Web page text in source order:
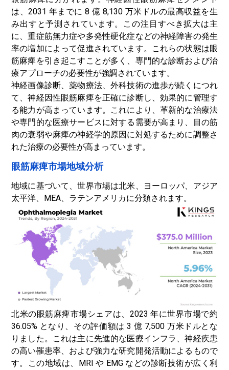
は、2031 年までに 8 億 8,130 万米ドルの最高収益を生
み出すと予測されています。この注目すべき拡大は主
に、重症筋無力症や多発性硬化症などの神経障害の発生
率の増加によって促進されています。これらの状態は眼
筋麻痺を引き起こすことが多く、専門的な診断および治
療アプローチの必要性が強調されています。
神経画像診断、薬物療法、外科技術の進歩が続くにつれ
て、神経因性眼筋麻痺を正確に診断し、効果的に管理す
る能力が高まっています。これにより、革新的な治療法
や専門的な医療サービスに対する需要が高まり、目の筋
肉の衰弱や麻痺の神経学的原因に対処するために調整さ
れた治療の必要性が高まっています。
眼筋麻痺市場地域分析
地域に基づいて、世界市場は北米、ヨーロッパ、アジア
太平洋、MEA、ラテンアメリカに分類されます。
北米の眼筋麻痺市場シェアは、2023 年に世界市場で約
36.05% となり、その評価額は 3 億 7,500 万米ドルとな
りました。これは主に先進的な医療インフラ、神経疾患
の高い罹患率、および強力な研究開発活動によるもので
す。この地域は、MRI や EMG などの診断技術が広く利